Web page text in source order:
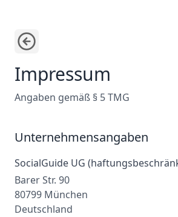
Impressum
Angaben gemäß § 5 TMG
Unternehmensangaben
SocialGuide UG
Barer Str. 90
80799 München
Deutschland